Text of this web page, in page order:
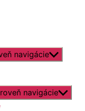
navigácie
navigácie